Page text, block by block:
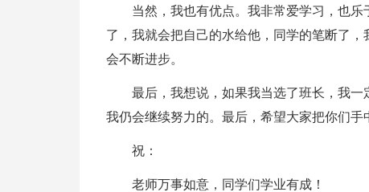
当然，我也有优点。我非常爱学习，也
了，我就会把自己的水给他，同学的笔断了
会不断进步。
最后，我想说，如果我当选了班长，我一
我仍会继续努力的。最后，希望大家把你们手
祝：
老师万事如意，同学们学业有成！